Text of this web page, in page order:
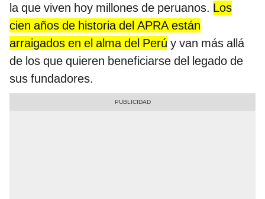
la que viven hoy millones de peruanos. Los
cien años de historia del APRA están
arraigados en el alma del Perú y van más allá
de los que quieren beneficiarse del legado de
sus fundadores.